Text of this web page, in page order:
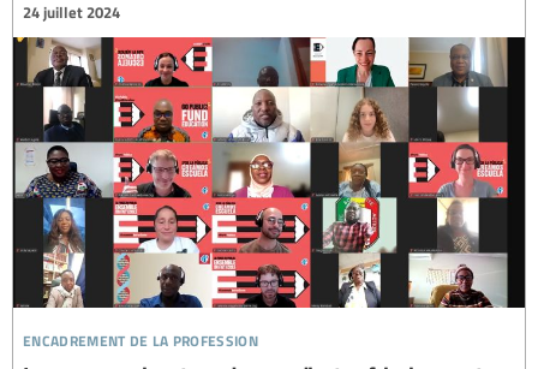
encadrement de la profession
24 juillet 2024